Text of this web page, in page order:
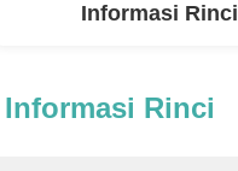
Informasi Rinci
Informasi Rinci